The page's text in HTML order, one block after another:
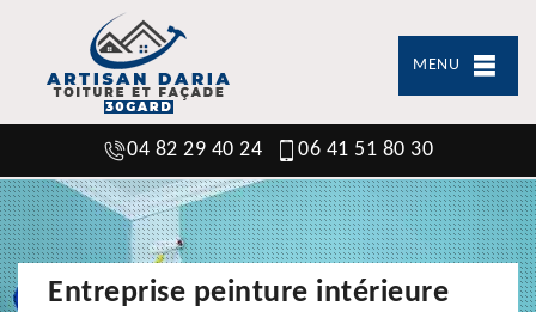
MENU
04 82 29 40 24 06 41 51 80 30
Entreprise peinture intérieure